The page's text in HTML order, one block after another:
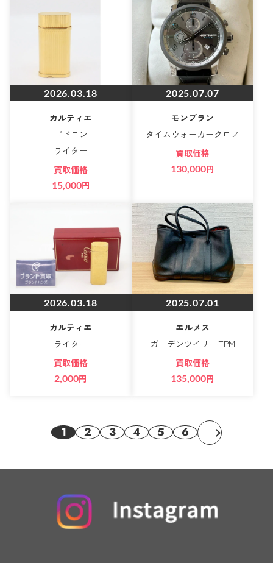
2026.03.18
カルティエ
ゴドロン
ライター
買取価格
15,000円
2025.07.07
モンブラン
タイムウォーカークロノ
買取価格
130,000円
2026.03.18
カルティエ
ライター
買取価格
2,000円
2025.07.01
エルメス
ガーデンツイリーTPM
買取価格
135,000円
1 2 3 4 5 6